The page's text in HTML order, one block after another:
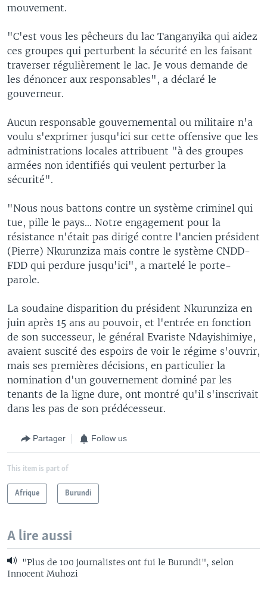
mouvement.
"C'est vous les pêcheurs du lac Tanganyika qui aidez
ces groupes qui perturbent la sécurité en les faisant
traverser régulièrement le lac. Je vous demande de
les dénoncer aux responsables", a déclaré le
gouverneur.
Aucun responsable gouvernemental ou militaire n'a
voulu s'exprimer jusqu'ici sur cette offensive que les
administrations locales attribuent "à des groupes
armées non identifiés qui veulent perturber la
sécurité".
"Nous nous battons contre un système criminel qui
tue, pille le pays... Notre engagement pour la
résistance n'était pas dirigé contre l'ancien président
(Pierre) Nkurunziza mais contre le système CNDD-
FDD qui perdure jusqu'ici", a martelé le porte-
parole.
La soudaine disparition du président Nkurunziza en
juin après 15 ans au pouvoir, et l'entrée en fonction
de son successeur, le général Evariste Ndayishimiye,
avaient suscité des espoirs de voir le régime s'ouvrir,
mais ses premières décisions, en particulier la
nomination d'un gouvernement dominé par les
tenants de la ligne dure, ont montré qu'il s'inscrivait
dans les pas de son prédécesseur.
Partager Follow us
This item is part of
Afrique Burundi
A lire aussi
"Plus de 100 journalistes ont fui le Burundi", selon
Innocent Muhozi